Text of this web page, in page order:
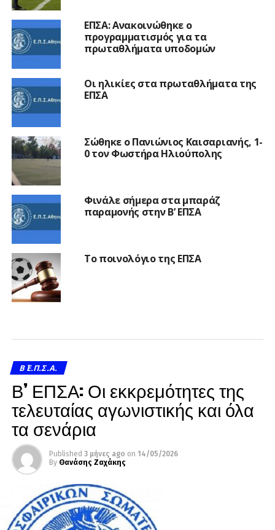
ΕΠΣΑ: Ανακοινώθηκε ο
προγραμματισμός για τα
πρωταθλήματα υποδομών
Οι ηλικίες στα πρωταθλήματα της
ΕΠΣΑ
Σώθηκε ο Πανιώνιος Καισαριανής, 1-
0 τον Φωστήρα Ηλιούπολης
Φινάλε σήμερα στα μπαράζ
παραμονής στην Β’ ΕΠΣΑ
Το ποινολόγιο της ΕΠΣΑ
Β΄ Ε.Π.Σ.Α.
Β’ ΕΠΣΑ: Οι εκκρεμότητες της
τελευταίας αγωνιστικής και όλα
τα σενάρια
Published 3 μήνες ago on 14/05/2026
By Θανάσης Ζαχάκης